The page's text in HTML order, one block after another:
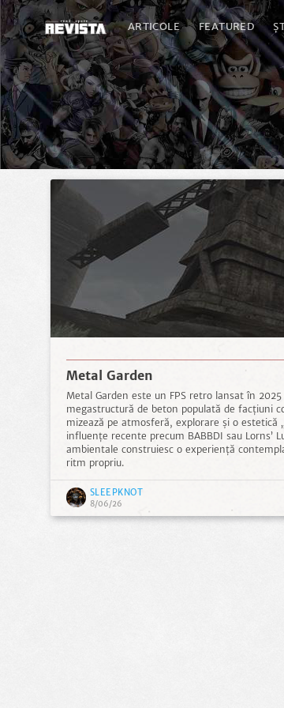
ARTICOLE FEATURED
Metal Garden
Metal Garden este un FPS retro lansat în
megastructură de beton populată de facțiuni
mizează pe atmosferă, explorare și o
influențe recente precum BABBDI sau Lorns’
ambientale construiesc o experiență
ritm propriu.
SLEEPKNOT
8/06/26